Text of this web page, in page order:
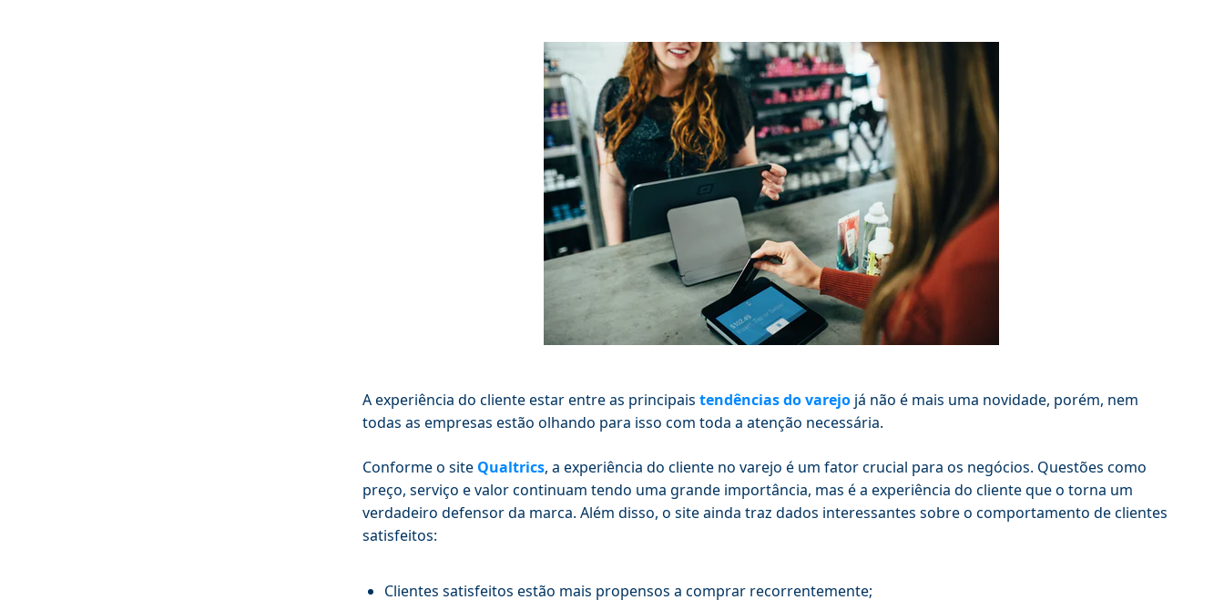
A experiência do cliente estar entre as principais tendências do varejo já não é mais uma novidade, porém, nem
todas as empresas estão olhando para isso com toda a atenção necessária.
Conforme o site Qualtrics, a experiência do cliente no varejo é um fator crucial para os negócios. Questões como
preço, serviço e valor continuam tendo uma grande importância, mas é a experiência do cliente que o torna um
verdadeiro defensor da marca. Além disso, o site ainda traz dados interessantes sobre o comportamento de clientes
satisfeitos:
Clientes satisfeitos estão mais propensos a comprar recorrentemente;